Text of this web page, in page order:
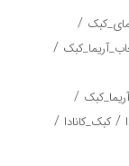
/
/
/
/کبک_کانادا /